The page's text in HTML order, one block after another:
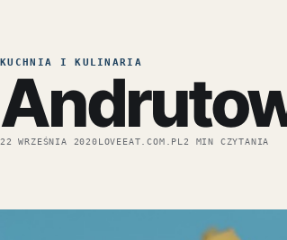
KUCHNIA I KULINARIA
22 WRZEŚNIA 2020LOVEEAT.COM.PL2 MIN CZYTANIA